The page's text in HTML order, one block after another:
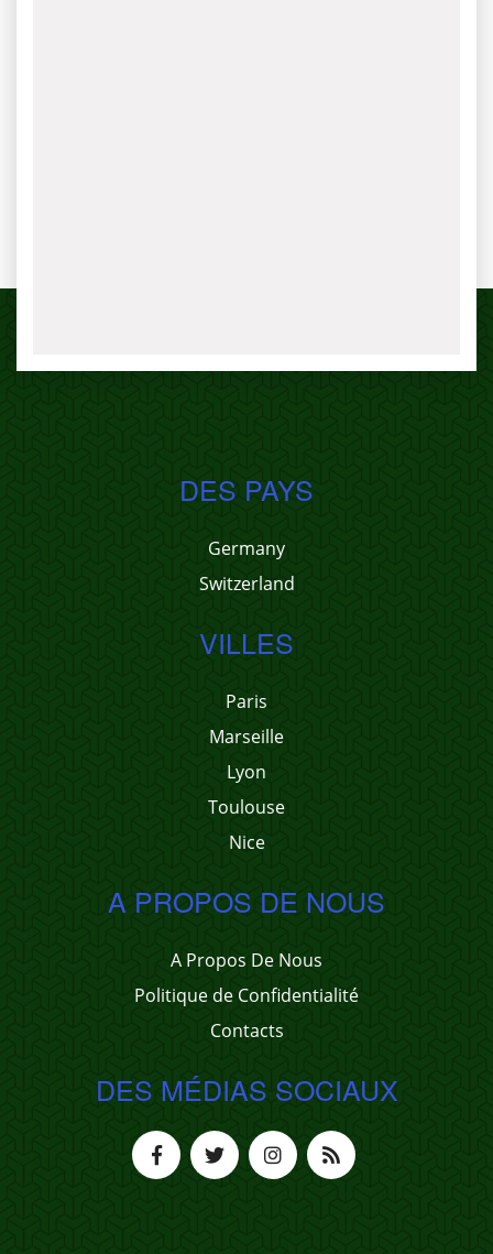
DES PAYS
Germany
Switzerland
VILLES
Paris
Marseille
Lyon
Toulouse
Nice
A PROPOS DE NOUS
A Propos De Nous
Politique de Confidentialité
Contacts
DES MÉDIAS SOCIAUX